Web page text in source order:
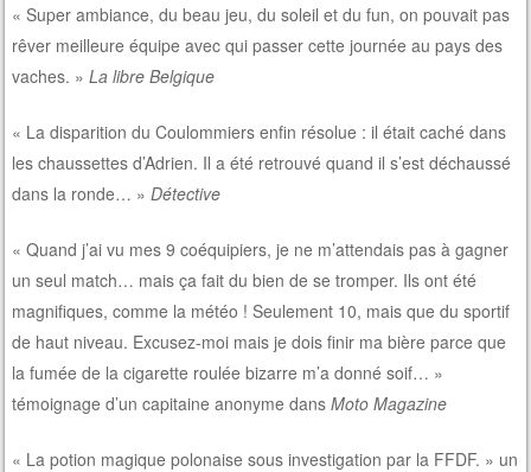
« Super ambiance, du beau jeu, du soleil et du fun, on pouvait pas
rêver meilleure équipe avec qui passer cette journée au pays des
vaches. »La libre Belgique
« La disparition du Coulommiers enfin résolue : il était caché dans
les chaussettes d’Adrien. Il a été retrouvé quand il s’est déchaussé
dans la ronde… »Détective
« Quand j’ai vu mes 9 coéquipiers, je ne m’attendais pas à gagner
un seul match… mais ça fait du bien de se tromper. Ils ont été
magnifiques, comme la météo ! Seulement 10, mais que du sportif
de haut niveau. Excusez-moi mais je dois finir ma bière parce que
la fumée de la cigarette roulée bizarre m’a donné soif… »
témoignage d’un capitaine anonyme dansMoto Magazine
« La potion magique polonaise sous investigation par la FFDF. » un